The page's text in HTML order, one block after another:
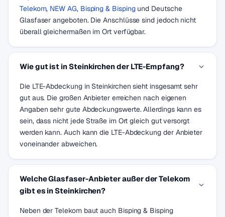
Telekom, NEW AG, Bisping & Bispingund Deutsche
Glasfaser angeboten. Die Anschlüsse sind jedoch nicht
überall gleichermaßen im Ort verfügbar.
Wie gut ist in Steinkirchen der LTE-Empfang?
Die LTE-Abdeckung in Steinkirchen sieht insgesamt sehr
gut aus. Die großen Anbieter erreichen nach eigenen
Angaben sehr gute Abdeckungswerte. Allerdings kann es
sein, dass nicht jede Straße im Ort gleich gut versorgt
werden kann. Auch kann die LTE-Abdeckung der Anbieter
voneinander abweichen.
Welche Glasfaser-Anbieter außer der Telekom
gibt es in Steinkirchen?
Neben der Telekom baut auch Bisping & Bisping